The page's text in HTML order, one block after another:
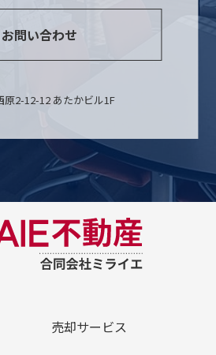
お問い合わせ
原2-12-12 あたかビル1F
売却サービス